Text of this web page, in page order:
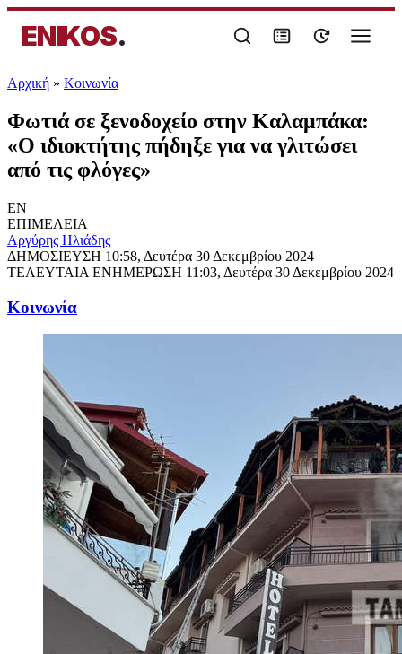
ENIKOS.
Αρχική » Κοινωνία
Φωτιά σε ξενοδοχείο στην Καλαμπάκα:
«Ο ιδιοκτήτης πήδηξε για να γλιτώσει
από τις φλόγες»
EN
ΕΠΙΜΕΛΕΙΑ
Αργύρης Ηλιάδης
ΔΗΜΟΣΙΕΥΣΗ 10:58, Δευτέρα 30 Δεκεμβρίου 2024
ΤΕΛΕΥΤΑΙΑ ΕΝΗΜΕΡΩΣΗ 11:03, Δευτέρα 30 Δεκεμβρίου 2024
Κοινωνία